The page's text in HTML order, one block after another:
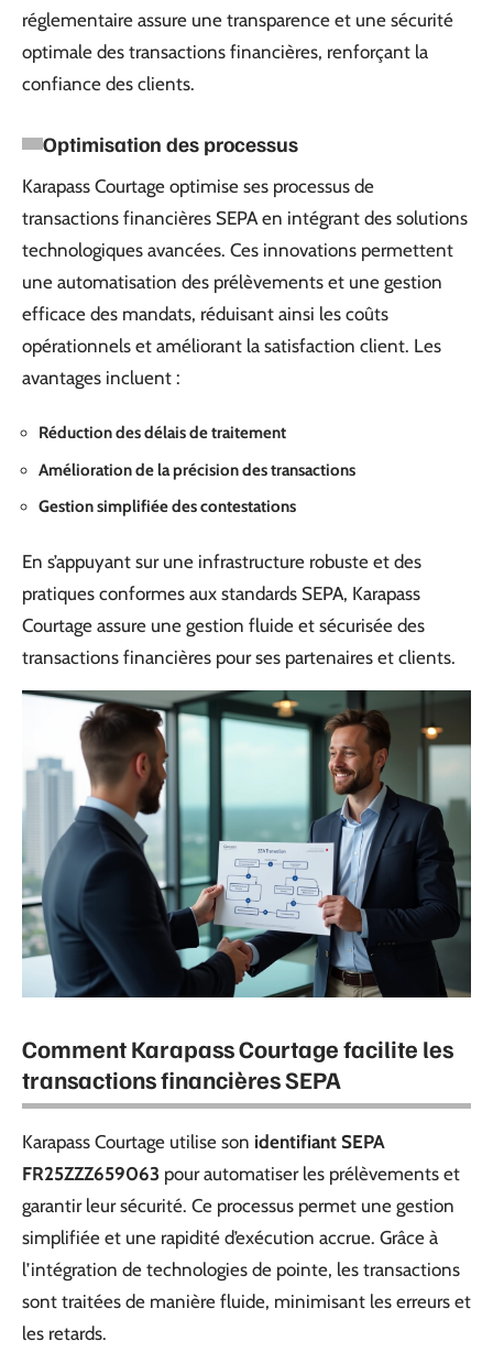
réglementaire assure une transparence et une sécurité
optimale des transactions financières, renforçant la
confiance des clients.
Optimisation des processus
Karapass Courtage optimise ses processus de
transactions financières SEPA en intégrant des solutions
technologiques avancées. Ces innovations permettent
une automatisation des prélèvements et une gestion
efficace des mandats, réduisant ainsi les coûts
opérationnels et améliorant la satisfaction client. Les
avantages incluent :
Réduction des délais de traitement
Amélioration de la précision des transactions
Gestion simplifiée des contestations
En s’appuyant sur une infrastructure robuste et des
pratiques conformes aux standards SEPA, Karapass
Courtage assure une gestion fluide et sécurisée des
transactions financières pour ses partenaires et clients.
Comment Karapass Courtage facilite les
transactions financières SEPA
Karapass Courtage utilise son identifiant SEPA
FR25ZZZ659063 pour automatiser les prélèvements et
garantir leur sécurité. Ce processus permet une gestion
simplifiée et une rapidité d’exécution accrue. Grâce à
l’intégration de technologies de pointe, les transactions
sont traitées de manière fluide, minimisant les erreurs et
les retards.